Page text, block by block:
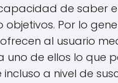
de saber
Por lo
al usuario
de ellos lo que
a nivel de